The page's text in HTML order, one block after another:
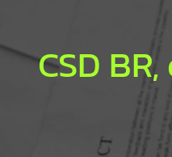
CSD